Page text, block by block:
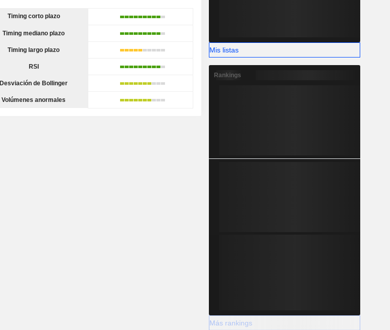
Timing corto plazo
Timing mediano plazo
Timing largo plazo
RSI
Desviación de Bollinger
Volúmenes anormales
Mis listas
Rankings
Más rankings